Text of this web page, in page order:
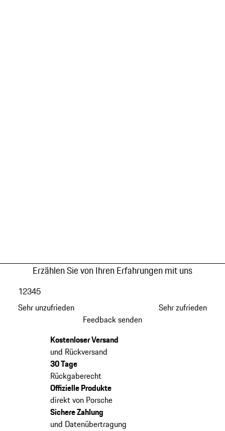
Erzählen Sie von Ihren Erfahrungen mit uns
Sehr unzufrieden
12345
Sehr zufrieden
Feedback senden
Kostenloser Versand
und Rückversand
30 Tage
Rückgaberecht
Offizielle Produkte
direkt von Porsche
Sichere Zahlung
und Datenübertragung